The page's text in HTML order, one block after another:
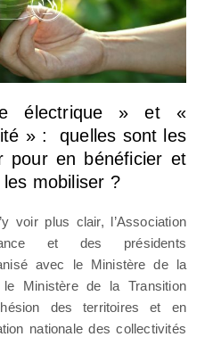
électrique » et «
» : quelles sont les
pour en bénéficier et
mobiliser ?
voir plus clair, l’Association
et des présidents
avec le Ministère de la
le Ministère de la Transition
des territoires et en
nationale des collectivités